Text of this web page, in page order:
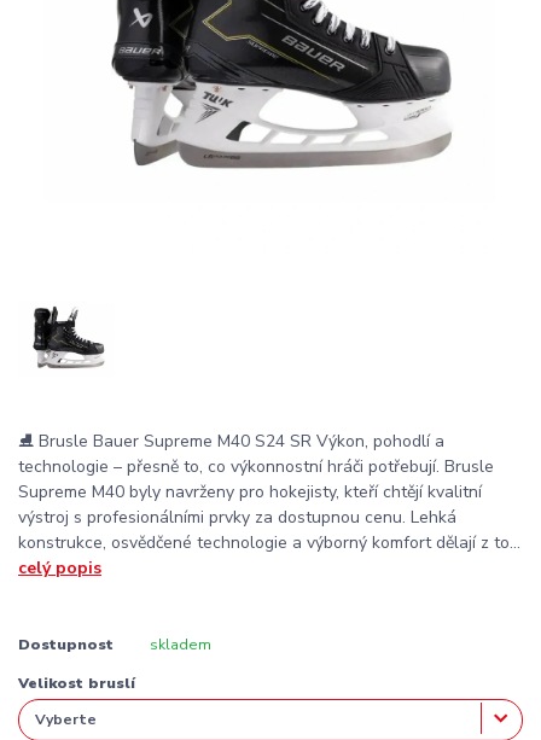
⛸️ Brusle Bauer Supreme M40 S24 SR Výkon, pohodlí a
technologie – přesně to, co výkonnostní hráči potřebují. Brusle
Supreme M40 byly navrženy pro hokejisty, kteří chtějí kvalitní
výstroj s profesionálními prvky za dostupnou cenu. Lehká
konstrukce, osvědčené technologie a výborný komfort dělají z to...
celý popis
Dostupnost skladem
Velikost bruslí